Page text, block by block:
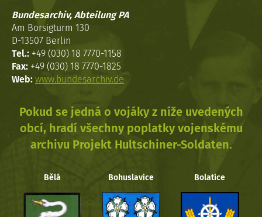
Bundesarchiv, Abteilung PA
Am Borsigturm 130
D-13507 Berlin
Tel.: +49 (030) 18 7770-1158
Fax: +49 (030) 18 7770-1825
Web: www.bundesarchiv.de
Pokud se jedná o vojáky z níže uvedených
obcí, hradí všechny poplatky vojenskému
archivu Projekt Hultschiner-Soldaten.
Bělá Bohuslavice Bolatice